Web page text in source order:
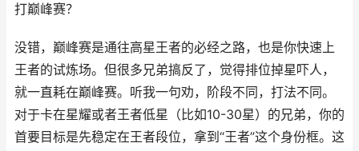
打巅峰赛？
没错，巅峰赛是通往高星王者的必经之路，也是你快速上
王者的试炼场。但很多兄弟搞反了，觉得排位掉星吓人，
就一直耗在巅峰赛。听我一句劝，阶段不同，打法不同。
对于卡在星耀或者王者低星（比如10-30星）的兄弟，你的
首要目标是先稳定在王者段位，拿到“王者”这个身份框。这